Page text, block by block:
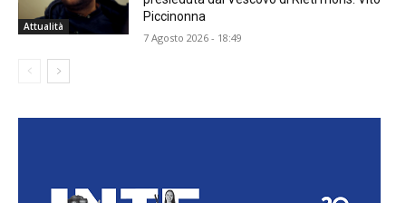
Attualità
Piccinonna
7 Agosto 2026 - 18:49